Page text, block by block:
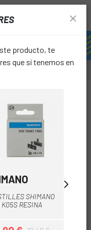
producto, te
que sí tenemos en
SHIMANO
K05S RESINA